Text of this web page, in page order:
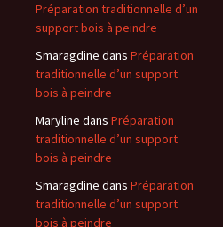
Préparation traditionnelle d’un
support bois à peindre
Smaragdine dans Préparation
traditionnelle d’un support
bois à peindre
Maryline dans Préparation
traditionnelle d’un support
bois à peindre
Smaragdine dans Préparation
traditionnelle d’un support
bois à peindre